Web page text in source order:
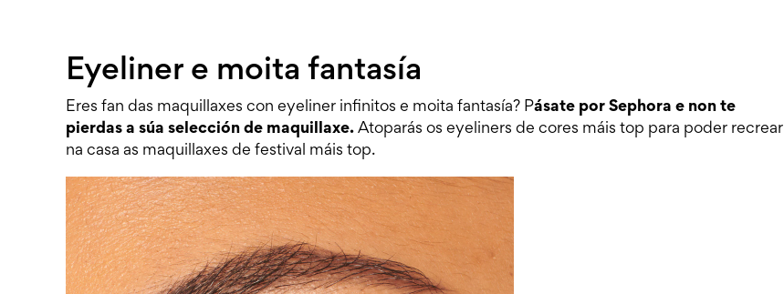
Eyeliner e moita fantasía
Eres fan das maquillaxes con eyeliner infinitos e moita fantasía? Pásate por Sephora e non te
pierdas a súa selección de maquillaxe. Atoparás os eyeliners de cores máis top para poder recrear
na casa as maquillaxes de festival máis top.